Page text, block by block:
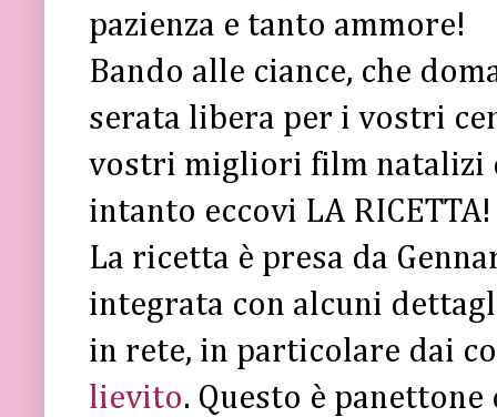
pazienza e tanto ammore!
Bando alle ciance, che
serata libera per i vostri
vostri migliori film natalizi
intanto eccovi LA
La ricetta è presa da
integrata con alcuni
in rete, in particolare dai
lievito. Questo è